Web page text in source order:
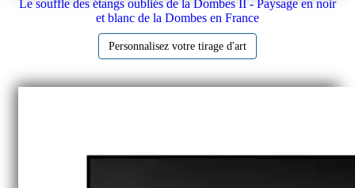
Le souffle des étangs oubliés de la Dombes II - Paysage en noir
et blanc de la Dombes en France
Personnalisez votre tirage d'art